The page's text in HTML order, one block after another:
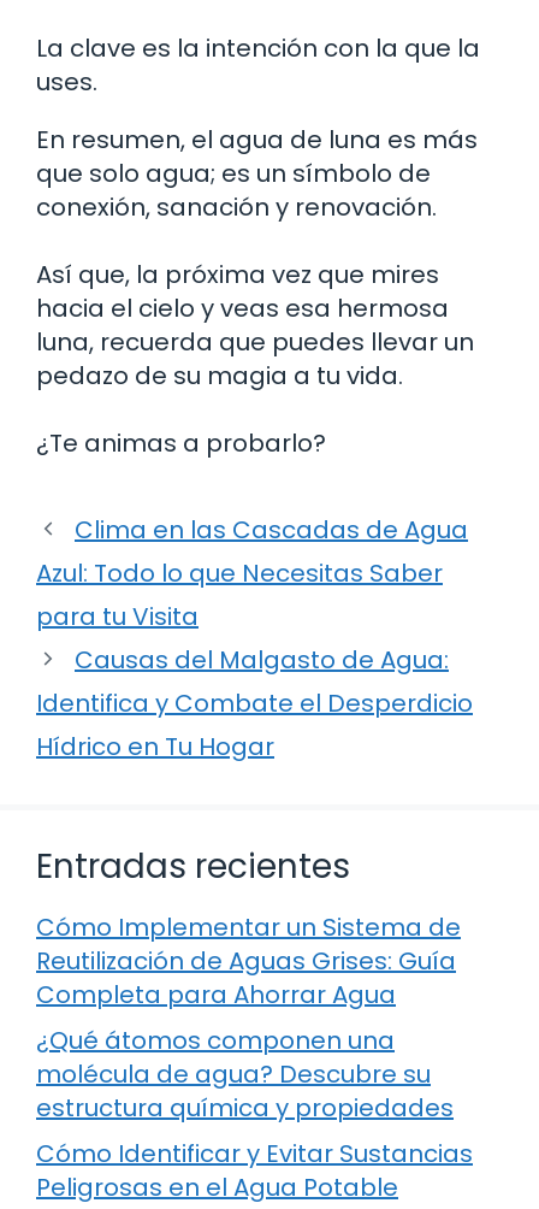
La clave es la intención con la que la
uses.
En resumen, el agua de luna es más
que solo agua; es un símbolo de
conexión, sanación y renovación.
Así que, la próxima vez que mires
hacia el cielo y veas esa hermosa
luna, recuerda que puedes llevar un
pedazo de su magia a tu vida.
¿Te animas a probarlo?
Clima en las Cascadas de Agua
Azul: Todo lo que Necesitas Saber
para tu Visita
Causas del Malgasto de Agua:
Identifica y Combate el Desperdicio
Hídrico en Tu Hogar
Entradas recientes
Cómo Implementar un Sistema de
Reutilización de Aguas Grises: Guía
Completa para Ahorrar Agua
¿Qué átomos componen una
molécula de agua? Descubre su
estructura química y propiedades
Cómo Identificar y Evitar Sustancias
Peligrosas en el Agua Potable